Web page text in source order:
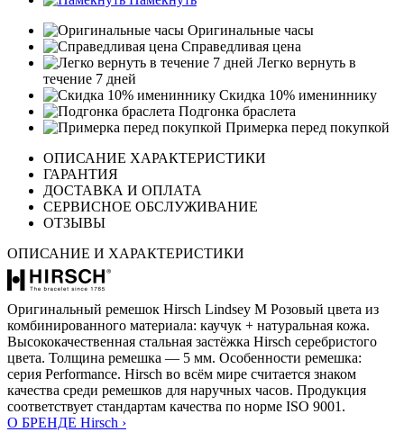
Оригинальные часы
Справедливая цена
Легко вернуть в
течение 7 дней
Скидка 10% имениннику
Подгонка браслета
Примерка перед покупкой
ОПИСАНИЕ ХАРАКТЕРИСТИКИ
ГАРАНТИЯ
ДОСТАВКА И ОПЛАТА
СЕРВИСНОЕ ОБСЛУЖИВАНИЕ
ОТЗЫВЫ
ОПИСАНИЕ И ХАРАКТЕРИСТИКИ
Оригинальный ремешок Hirsch Lindsey M Розовый цвета из
комбинированного материала: каучук + натуральная кожа.
Высококачественная стальная застёжка Hirsch серебристого
цвета. Толщина ремешка — 5 мм. Особенности ремешка:
серия Performance. Hirsch во всём мире считается знаком
качества среди ремешков для наручных часов. Продукция
соответствует стандартам качества по норме ISO 9001.
О БРЕНДЕ Hirsch ›